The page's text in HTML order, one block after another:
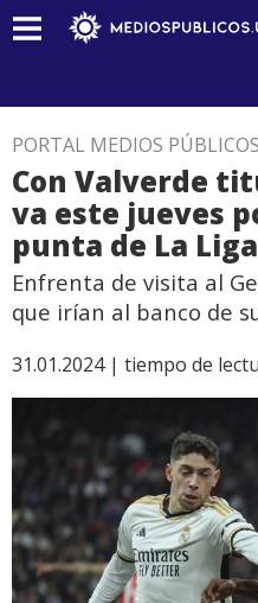
PORTAL MEDIOS PÚBLICOS
Con Valverde
va este jueves
punta de La Liga
Enfrenta de visita al
que irían al banco de
31.01.2024 | tiempo de